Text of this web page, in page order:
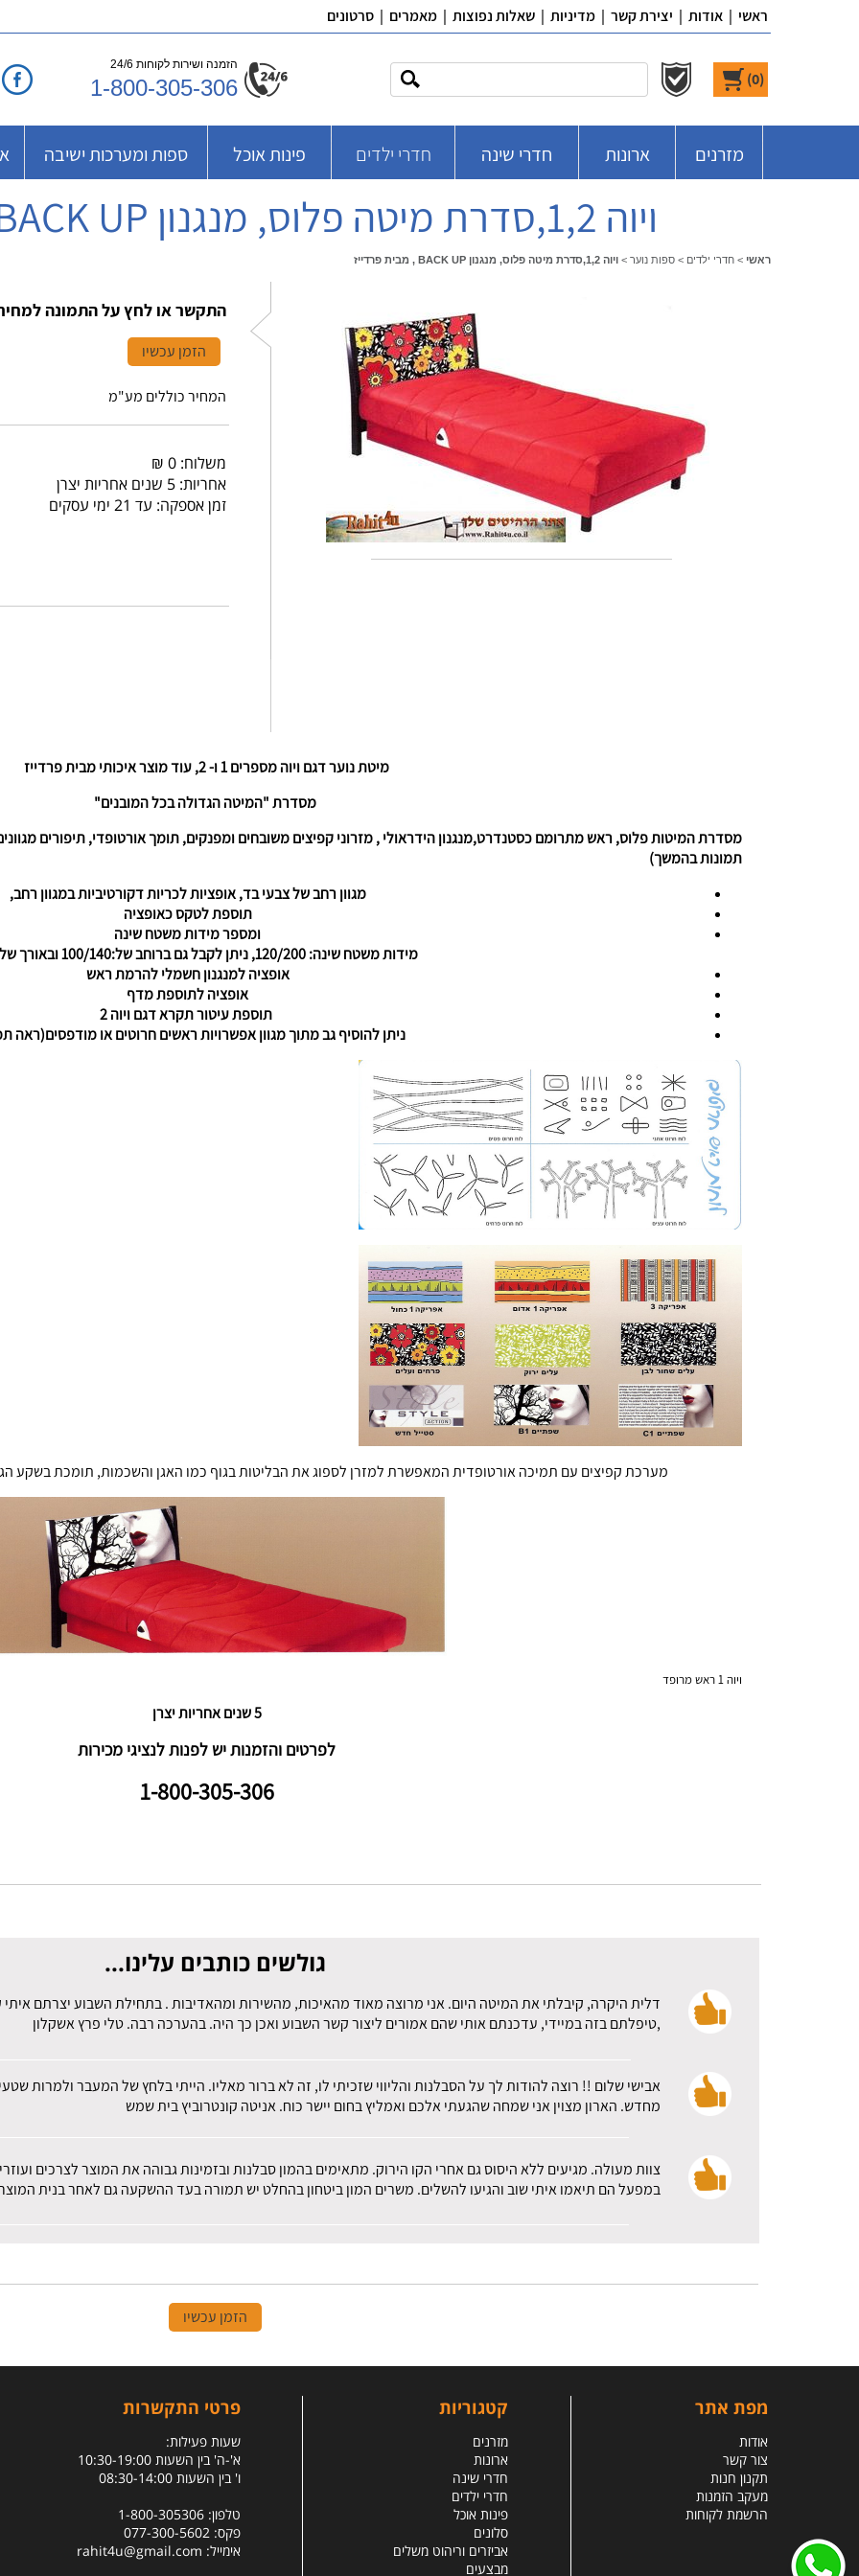
ראשי | אודות | יצירת קשר | מדיניות | שאלות נפוצות | מאמרים | סרטונים
(
0
)
הזמנה ושירות לקוחות 24/6
1-800-305-306
מזרנים ארונות חדרי שינה חדרי ילדים פינות אוכל ספות ומערכות ישיבה
ויוה 1,2,סדרת מיטה פלוס, מנגנון BACK UP , מבית פרדייז
ראשי > חדרי ילדים > ספות נוער > ויוה 1,2,סדרת מיטה פלוס, מנגנון BACK UP , מבית פרדייז
התקשר או לחץ על התמונה
הזמן עכשיו
המחיר כוללים מע"מ
משלוח: 0 ₪
אחריות: 5 שנים אחריות יצרן
זמן אספקה: עד 21 ימי עסקים
מיטת נוער דגם ויוה מספרים 1 ו- 2, עוד מוצר איכותי מבית פרדייז
מסדרת "המיטה הגדולה בכל המובנים"
מסדרת המיטות פלוס, ראש מתרומם כסטנדרט,מנגנון הידראולי , מזרוני קפיצים משובחים ומפנקים, תומך אורטופדי, תיפורים
תמונות בהמשך)
מגוון רחב של צבעי בד, אופציות לכריות דקורטיביות במגוון רחב,
תוספת לטקס כאופציה
ומספר מידות משטח שינה
מידות משטח שינה: 120/200, ניתן לקבל גם ברוחב של:100/140 ובאורך של 1.90מ'
אופציה למנגנון חשמלי להרמת ראש
אופציה לתוספת מדף
תוספת עיטור תקרא דגם ויוה 2
ניתן להוסיף גב מתוך מגוון אפשרויות ראשים חרוטים או מודפסים(ראה
מערכת קפיצים עם תמיכה אורטופדית המאפשרת למזרן לספוג את הבליטות בגוף כמו האגן והשכמות, תומכת בשקע
ויוה 1 ראש מרופד
5 שנים אחריות יצרן
לפרטים והזמנות יש לפנות לנציגי מכירות
1-800-305-306
גולשים כותבים עלינו...
דלית היקרה, קיבלתי את המיטה היום. אני מרוצה מאוד מהאיכות, מהשירות ומהאדיבות . בתחילת השבוע יצרתם איתי
,טיפלתם בזה במיידי, עדכנתם אותי שהם אמורים ליצור קשר השבוע ואכן כך היה. בהערכה רבה. טלי פרץ אשקלון
אבישי שלום !! רוצה להודות לך על הסבלנות והליווי שזכיתי לו, זה לא ברור מאליו. הייתי בלחץ של המעבר ולמרות
מחדש. הארון מצוין אני שמחה שהגעתי אלכם ואמליץ בחום יישר כוח. אניטה קונטרוביץ בית שמש
צוות מעולה. מגיעים ללא היסוס גם אחרי הקו הירוק. מתאימים בהמון סבלנות ובזמינות גבוהה את המוצר לצרכים
במפעל הם תיאמו איתי שוב והגיעו להשלים. משרים המון ביטחון בהחלט יש תמורה בעד ההשקעה גם לאחר בנית
הזמן עכשיו
מפת אתר
אודות
צור קשר
תקנון חנות
מעקב הזמנות
הרשמת לקוחות
קטגוריות
מזרנים
ארונות
חדרי שינה
חדרי ילדים
פינות אוכל
סלונים
אביזרים וריהוט משלים
מבצעים
פרטי התקשרות
שעות פעילות:
א'-ה' בין השעות 10:30-19:00
ו' בין השעות 08:30-14:00
טלפון: 1-800-305306
פקס: 077-300-5602
אימייל: rahit4u@gmail.com